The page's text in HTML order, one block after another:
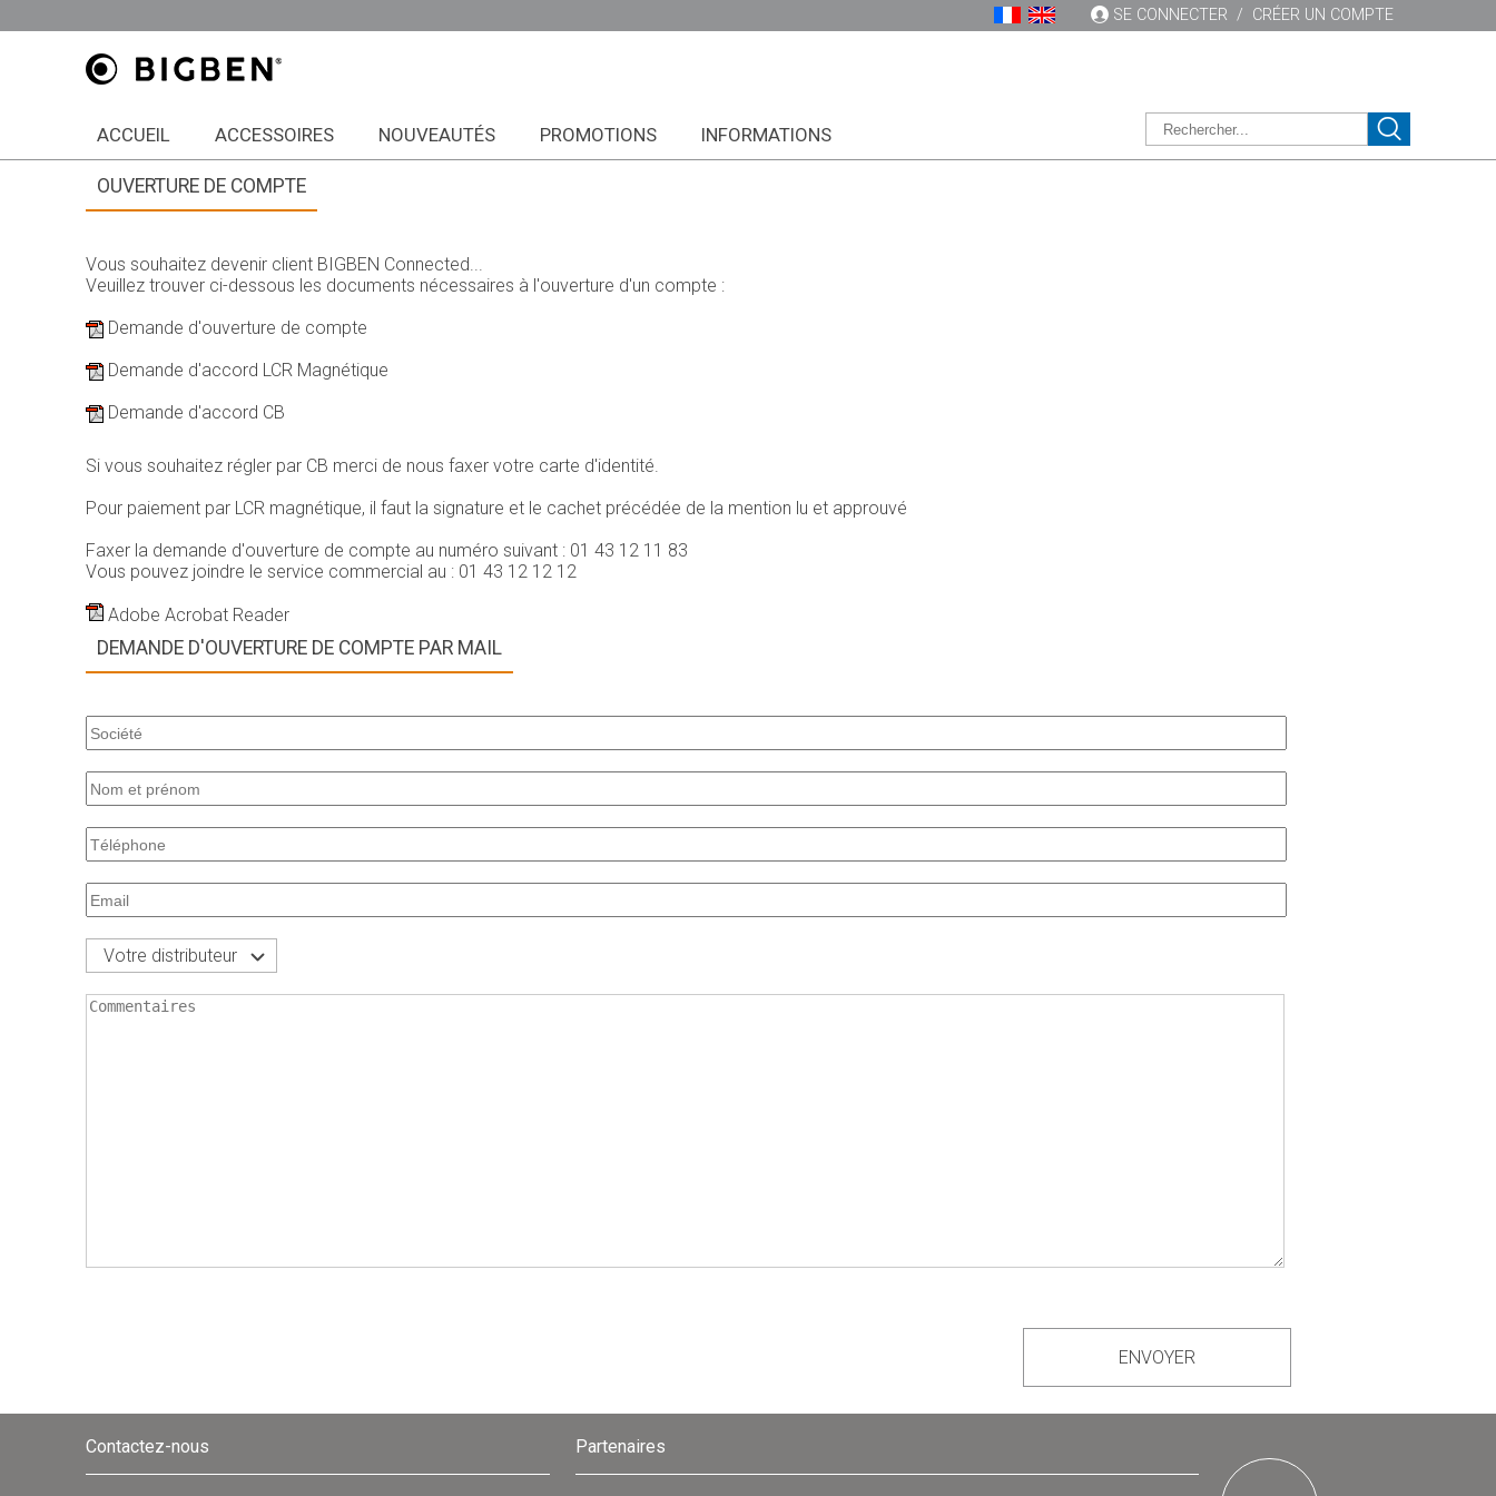
SE CONNECTER / CRÉER UN COMPTE
ACCUEIL ACCESSOIRES NOUVEAUTÉS PROMOTIONS INFORMATIONS
OUVERTURE DE COMPTE
Vous souhaitez devenir client BIGBEN Connected...
Veuillez trouver ci-dessous les documents nécessaires à l'ouverture d'un compte :
Demande d'ouverture de compte
Demande d'accord LCR Magnétique
Demande d'accord CB
Si vous souhaitez régler par CB merci de nous faxer votre carte d'identité.
Pour paiement par LCR magnétique, il faut la signature et le cachet précédée de la mention lu et approuvé
Faxer la demande d'ouverture de compte au numéro suivant : 01 43 12 11 83
Vous pouvez joindre le service commercial au : 01 43 12 12 12
Adobe Acrobat Reader
DEMANDE D'OUVERTURE DE COMPTE PAR MAIL
Votre distributeur
ENVOYER
Contactez-nous Partenaires